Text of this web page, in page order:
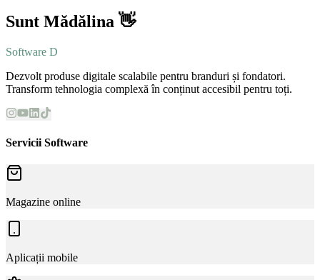
Sunt Mădălina 👋
Software Developer
Dezvolt produse digitale scalabile pentru branduri și fondatori.
Transform tehnologia complexă în conținut accesibil pentru toți.
Servicii Software
Magazine online
Aplicații mobile